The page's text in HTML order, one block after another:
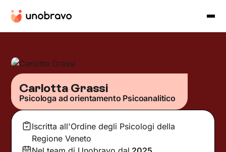
Carlotta Grassi
Psicologa ad orientamento Psicoanalitico
Iscritta all'Ordine degli Psicologi della
Regione Veneto